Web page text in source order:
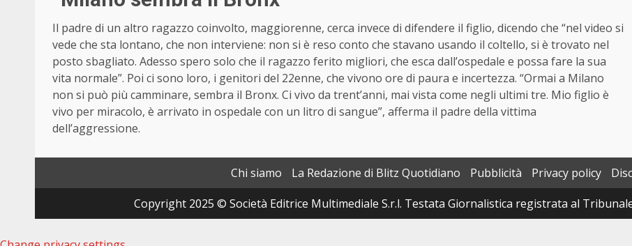
Il padre di un altro ragazzo coinvolto, maggiorenne, cerca invece di difendere il figlio, dicendo che “nel video si
vede che sta lontano, che non interviene: non si è reso conto che stavano usando il coltello, si è trovato nel
posto sbagliato. Adesso spero solo che il ragazzo ferito migliori, che esca dall’ospedale e possa fare la sua
vita normale”. Poi ci sono loro, i genitori del 22enne, che vivono ore di paura e incertezza. “Ormai a Milano
non si può più camminare, sembra il Bronx. Ci vivo da trent’anni, mai vista come negli ultimi tre. Mio figlio è
vivo per miracolo, è arrivato in ospedale con un litro di sangue”, afferma il padre della vittima
dell’aggressione.
Chi siamo La Redazione di Blitz Quotidiano Pubblicità Privacy policy
Copyright 2025 © Società Editrice Multimediale S.r.l. Testata Giornalistica registrata al